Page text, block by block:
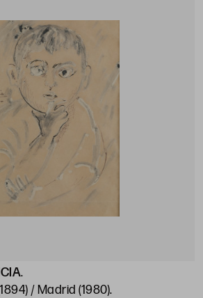
.
/ Madrid (1980).